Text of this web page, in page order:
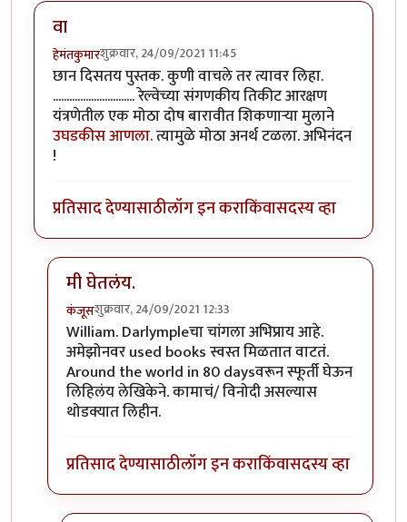
वा
हेमंतकुमारशुक्रवार, 24/09/2021 11:45
छान दिसतय पुस्तक. कुणी वाचले तर त्यावर लिहा.
.............................. रेल्वेच्या संगणकीय तिकीट आरक्षण
यंत्रणेतील एक मोठा दोष बारावीत शिकणाऱ्या मुलाने
उघडकीस आणला.त्यामुळे मोठा अनर्थ टळला. अभिनंदन
!
प्रतिसाद देण्यासाठीलॉग इन कराकिंवासदस्य व्हा
मी घेतलंय.
कंजूसशुक्रवार, 24/09/2021 12:33
In reply toवाbyहेमंतकुमार
William. Darlympleचा चांगला अभिप्राय आहे.
अमेझोनवर used books स्वस्त मिळतात वाटतं.
Around the world in 80 daysवरून स्फूर्ती घेऊन
लिहिलंय लेखिकेने. कामाचं/ विनोदी असल्यास
थोडक्यात लिहीन.
प्रतिसाद देण्यासाठीलॉग इन कराकिंवासदस्य व्हा